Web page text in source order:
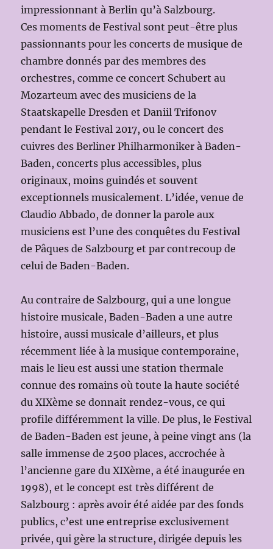
impressionnant à Berlin qu’à Salzbourg.
Ces moments de Festival sont peut-être plus
passionnants pour les concerts de musique de
chambre donnés par des membres des
orchestres, comme ce concert Schubert au
Mozarteum avec des musiciens de la
Staatskapelle Dresden et Daniil Trifonov
pendant le Festival 2017, ou le concert des
cuivres des Berliner Philharmoniker à Baden-
Baden, concerts plus accessibles, plus
originaux, moins guindés et souvent
exceptionnels musicalement. L’idée, venue de
Claudio Abbado, de donner la parole aux
musiciens est l’une des conquêtes du Festival
de Pâques de Salzbourg et par contrecoup de
celui de Baden-Baden.
Au contraire de Salzbourg, qui a une longue
histoire musicale, Baden-Baden a une autre
histoire, aussi musicale d’ailleurs, et plus
récemment liée à la musique contemporaine,
mais le lieu est aussi une station thermale
connue des romains où toute la haute société
du XIXème se donnait rendez-vous, ce qui
profile différemment la ville. De plus, le Festival
de Baden-Baden est jeune, à peine vingt ans (la
salle immense de 2500 places, accrochée à
l’ancienne gare du XIXème, a été inaugurée en
1998), et le concept est très différent de
Salzbourg : après avoir été aidée par des fonds
publics, c’est une entreprise exclusivement
privée, qui gère la structure, dirigée depuis les